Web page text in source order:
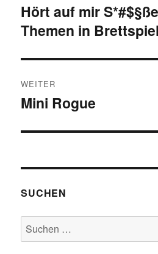
Vorheriger
Beitrag:
Hört auf mir
Themen in
WEITER
Nächster
Mini Rogue
SUCHEN
Suchen
nach: